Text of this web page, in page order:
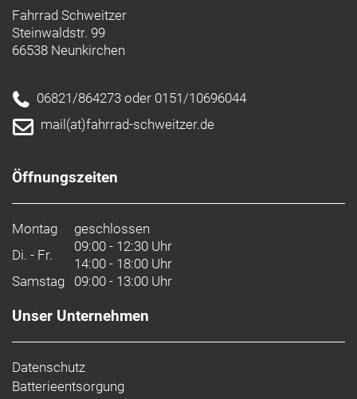
Fahrrad Schweitzer
Steinwaldstr. 99
66538 Neunkirchen
06821/864273 oder 0151/10696044
mail(at)fahrrad-schweitzer.de
Öffnungszeiten
Montag
geschlossen
Di. - Fr.
09:00 - 12:30 Uhr
14:00 - 18:00 Uhr
Samstag 09:00 - 13:00 Uhr
Unser Unternehmen
Datenschutz
Batterieentsorgung